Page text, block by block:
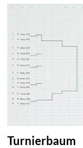
Turnierbaum